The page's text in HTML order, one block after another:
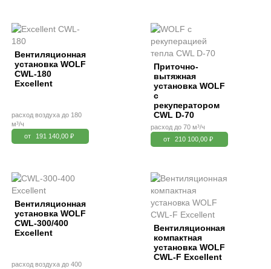
Вентиляционная
установка WOLF
CWL-180
Excellent
расход воздуха до 180
м³/ч
от
191 140,00 ₽
Приточно-
вытяжная
установка WOLF
с
рекуператором
CWL D-70
расход до 70 м³/ч
от
210 100,00 ₽
Вентиляционная
установка WOLF
CWL-300/400
Excellent
расход воздуха до 400
Вентиляционная
компактная
установка WOLF
CWL-F Excellent